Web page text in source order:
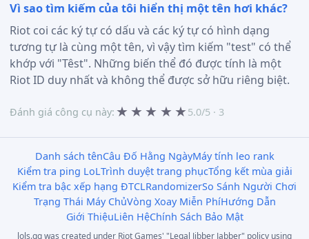
Vì sao tìm kiếm của tôi hiển thị một tên hơi khác?
Riot coi các ký tự có dấu và các ký tự có hình dạng
tương tự là cùng một tên, vì vậy tìm kiếm "test" có thể
khớp với "Têst". Những biến thể đó được tính là một
Riot ID duy nhất và không thể được sở hữu riêng biệt.
Đánh giá công cụ này: ★ ★ ★ ★ ★ 5.0/5 · 3
Danh sách tênCâu Đố Hằng NgàyMáy tính leo rank
Kiểm tra ping LoLTrình duyệt trang phụcTổng kết mùa giải
Kiểm tra bậc xếp hạng ĐTCLRandomizerSo Sánh Người Chơi
Trạng Thái Máy ChủVòng Xoay Miễn PhíHướng Dẫn
Giới ThiệuLiên HệChính Sách Bảo Mật
lols.gg was created under Riot Games' "Legal Jibber Jabber" policy using